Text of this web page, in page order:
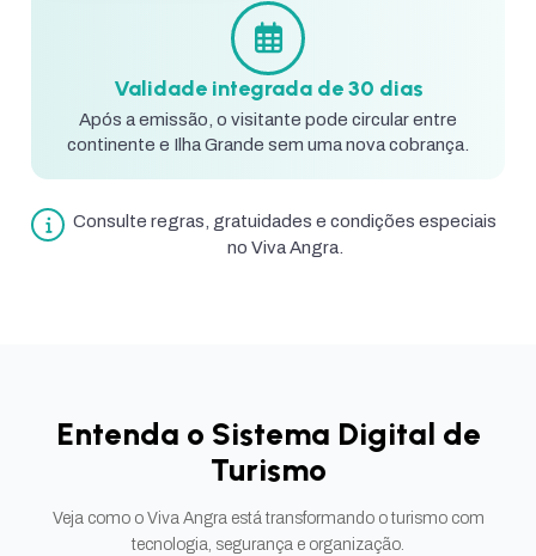
Validade integrada de 30 dias
Após a emissão, o visitante pode circular entre
continente e Ilha Grande sem uma nova cobrança.
Consulte regras, gratuidades e condições especiais
no Viva Angra.
Entenda o Sistema Digital de
Turismo
Veja como o Viva Angra está transformando o turismo com
tecnologia, segurança e organização.